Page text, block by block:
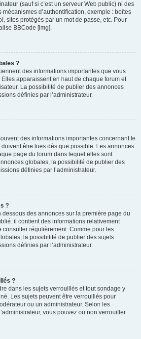
(sauf si c’est un serveur Web public) ni des
d’authentification, exemple : boîtes
sites protégés par un mot de passe, etc. Pour
BBCode [img].
?
des informations importantes que vous
apparaissent en haut de chaque forum et
La possibilité de publier des annonces
définies par l’administrateur.
des informations importantes concernant le
être lues dès que possible. Les annonces
page du forum dans lequel elles sont
globales, la possibilité de publier des
définies par l’administrateur.
?
des annonces sur la première page du
il contient des informations relativement
consulter régulièrement. Comme pour les
la possibilité de publier des sujets
définies par l’administrateur.
?
dans les sujets verrouillés et tout sondage y
Les sujets peuvent être verrouillés pour
ou un administrateur. Selon les
vous pouvez ou non verrouiller